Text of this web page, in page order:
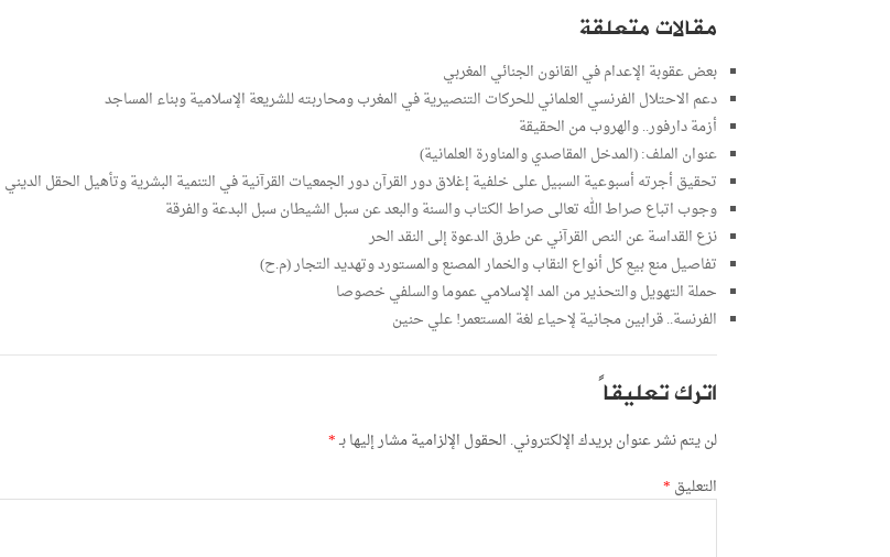
مقالات متعلقة
بعض عقوبة الإعدام في القانون الجنائي المغربي
دعم الاحتلال الفرنسي العلماني للحركات التنصيرية في المغرب ومحاربته للشريعة الإسلامية وبناء المساجد
أزمة دارفور.. والهروب من الحقيقة
عنوان الملف: (المدخل المقاصدي والمناورة العلمانية)
تحقيق أجرته أسبوعية السبيل على خلفية إغلاق دور القرآن دور الجمعيات القرآنية في التنمية البشرية وتأهيل الحقل الديني
وجوب اتباع صراط الله تعالى صراط الكتاب والسنة والبعد عن سبل الشيطان سبل البدعة والفرقة
نزع القداسة عن النص القرآني عن طرق الدعوة إلى النقد الحر
تفاصيل منع بيع كل أنواع النقاب والخمار المصنع والمستورد وتهديد التجار (م.ح)
حملة التهويل والتحذير من المد الإسلامي عموما والسلفي خصوصا
الفرنسة.. قرابين مجانية لإحياء لغة المستعمر! علي حنين
اترك تعليقاً
لن يتم نشر عنوان بريدك الإلكتروني. الحقول الإلزامية مشار إليها بـ*
التعليق *